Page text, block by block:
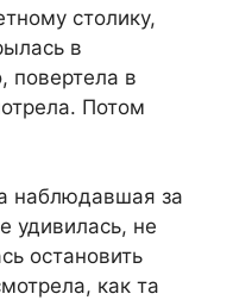
столику,
в
повертела в
Потом
наблюдавшая за
удивилась, не
остановить
как та